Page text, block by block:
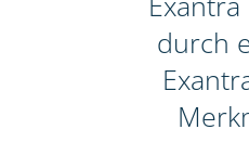
durch